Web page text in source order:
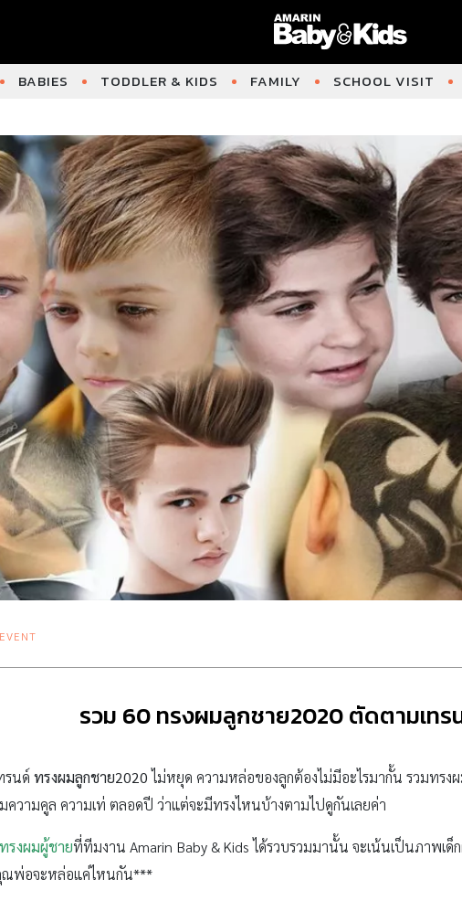
BABIES TODDLER & KIDS FAMILY SCHOOL VISIT
รวม 60 ทรงผมลูกชาย2020 ตัดตามเทร
รนด์ ทรงผมลูกชาย2020ไม่หยุด ความหล่อของลูกต้องไม่มีอะไรมากั้น รวมท
ความคูล ความเท่ ตลอดปี ว่าแต่จะมีทรงไหนบ้างตามไปดูกันเลยค่า
รงผมผู้ชายที่ทีมงาน Amarin Baby & Kids ได้รวบรวมมานั้น จะเน้นเป็นภาพ
ณพ่อจะหล่อแค่ไหนกัน***